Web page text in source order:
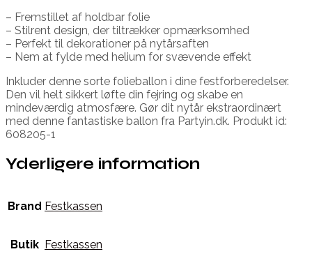
– Fremstillet af holdbar folie
– Stilrent design, der tiltrækker opmærksomhed
– Perfekt til dekorationer på nytårsaften
– Nem at fylde med helium for svævende effekt
Inkluder denne sorte folieballon i dine festforberedelser.
Den vil helt sikkert løfte din fejring og skabe en
mindeværdig atmosfære. Gør dit nytår ekstraordinært
med denne fantastiske ballon fra Partyin.dk. Produkt id:
608205-1
Yderligere information
Brand Festkassen
Butik Festkassen